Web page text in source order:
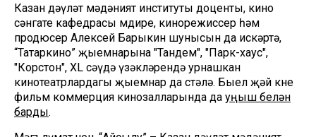
Казан дәүләт мәдәният институты доценты, кино
сәнгате кафедрасы мөдире, кинорежиссер һәм
продюсер Алексей Барыкин шунысын да искәртә,
“Татаркино” җыемнарына "Тандем", "Парк-хаус",
"Корстон", XL сәүдә үзәкләрендә урнашкан
кинотеатрлардагы җыемнар да өстәлә. Быел җәй көне
фильм коммерция кинозалларында да уңыш белән
барды.